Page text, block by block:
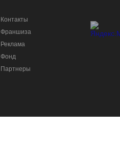
Контакты
Франшиза
Реклама
Фонд
Партнеры